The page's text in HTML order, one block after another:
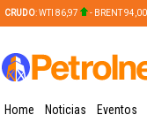
CRUDO: WTI 86,97 - BRENT 94,00
Home Noticias Eventos